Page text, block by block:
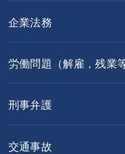
企業法務
労働問題（解雇，残業等
刑事弁護
交通事故